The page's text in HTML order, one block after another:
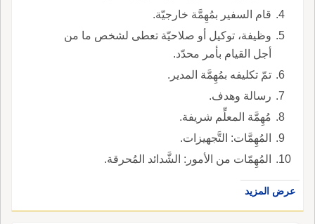
قام السفير بمُهِمَّة خارجيّة.
وظيفة، توكيل أو صلاحيّة تعطى لشخص ما من
أجل القيام بأمر محدّد.
تمّ تكليفه بمُهِمَّة المدير.
رسالة وهدف.
مُهِمَّة المعلِّم شريفة.
المُهِمَّات: التَّجهيزات.
المُهِمّات من الأمور: الشَّدائد المُحرقة.
عرض المزيد